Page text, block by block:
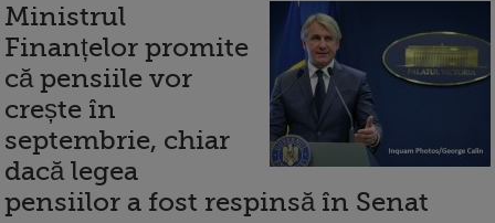
Ministrul
Finanțelor promite
că pensiile vor
crește în
septembrie, chiar
dacă legea
pensiilor a fost respinsă în Senat